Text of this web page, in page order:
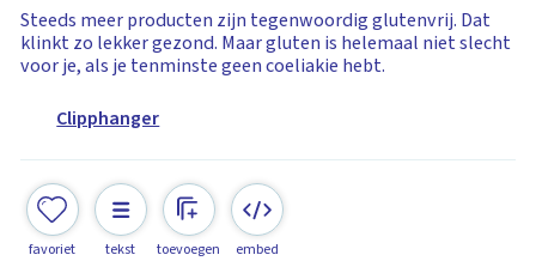
Steeds meer producten zijn tegenwoordig glutenvrij. Dat
klinkt zo lekker gezond. Maar gluten is helemaal niet slecht
voor je, als je tenminste geen coeliakie hebt.
Clipphanger
favoriet tekst toevoegen embed